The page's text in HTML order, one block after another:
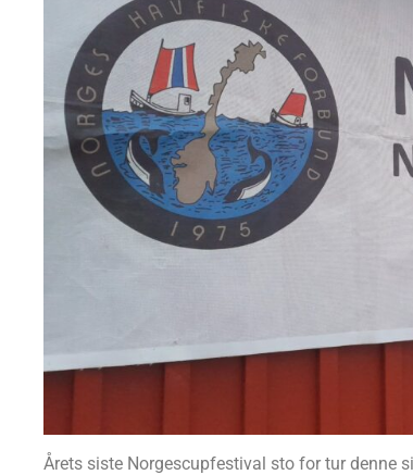
Årets siste Norgescupfestival sto for tur denne